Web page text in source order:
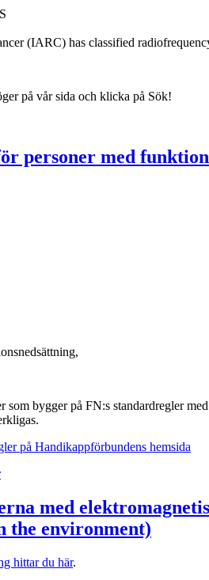
(IARC) has classified
på vår sida och klicka på Sök!
personer med
bygger på FN:s standardregler
på Handikappförbundens hemsida
till
om
rättigheter
personer
med
med
the environment)
hittar du här.